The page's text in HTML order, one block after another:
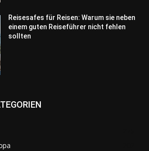
Reisesafes für Reisen: Warum sie neben
einem guten Reiseführer nicht fehlen
sollten